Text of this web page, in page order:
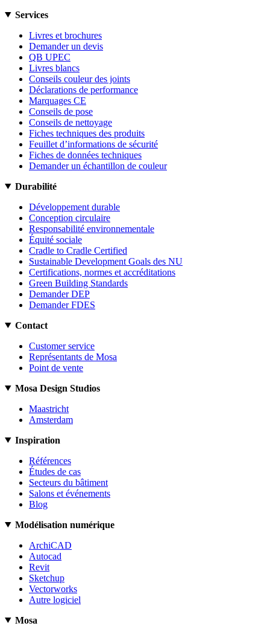
Services
Livres et brochures
Demander un devis
QB UPEC
Livres blancs
Conseils couleur des joints
Déclarations de performance
Marquages CE
Conseils de pose
Conseils de nettoyage
Fiches techniques des produits
Feuillet d’informations de sécurité
Fiches de données techniques
Demander un échantillon de couleur
Durabilité
Développement durable
Conception circulaire
Responsabilité environnementale
Équité sociale
Cradle to Cradle Certified
Sustainable Development Goals des NU
Certifications, normes et accréditations
Green Building Standards
Demander DEP
Demander FDES
Contact
Customer service
Représentants de Mosa
Point de vente
Mosa Design Studios
Maastricht
Amsterdam
Inspiration
Références
Études de cas
Secteurs du bâtiment
Salons et événements
Blog
Modélisation numérique
ArchiCAD
Autocad
Revit
Sketchup
Vectorworks
Autre logiciel
Mosa